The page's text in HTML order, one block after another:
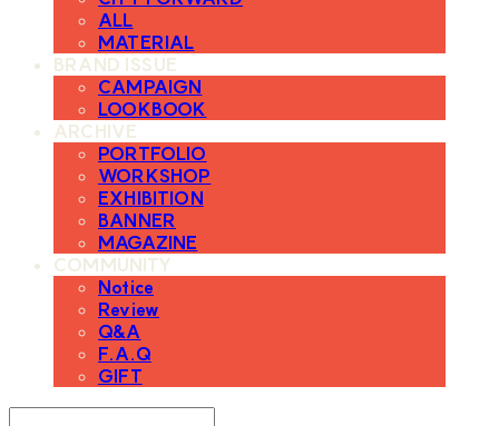
ALL
MATERIAL
BRAND ISSUE
CAMPAIGN
LOOKBOOK
ARCHIVE
PORTFOLIO
WORKSHOP
EXHIBITION
BANNER
MAGAZINE
COMMUNITY
Notice
Review
Q&A
F.A.Q
GIFT